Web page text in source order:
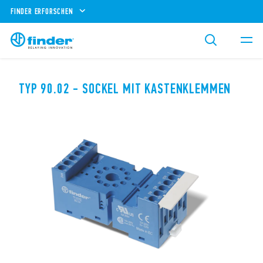
FINDER ERFORSCHEN
TYP 90.02 - SOCKEL MIT KASTENKLEMMEN